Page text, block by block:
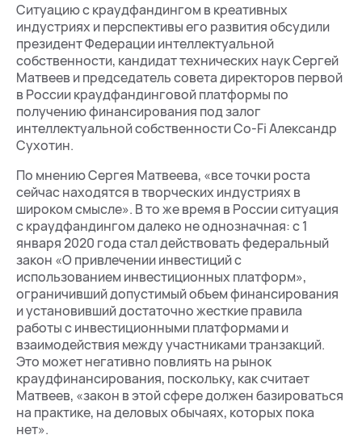
Ситуацию с краудфандингом в креативных
индустриях и перспективы его развития обсудили
президент Федерации интеллектуальной
собственности, кандидат технических наук Сергей
Матвеев и председатель совета директоров первой
в России краудфандинговой платформы по
получению финансирования под залог
интеллектуальной собственности Co-Fi Александр
Сухотин.
По мнению Сергея Матвеева, «все точки роста
сейчас находятся в творческих индустриях в
широком смысле». В то же время в России ситуация
с краудфандингом далеко не однозначная: с 1
января 2020 года стал действовать федеральный
закон «О привлечении инвестиций с
использованием инвестиционных платформ»,
ограничивший допустимый объем финансирования
и установивший достаточно жесткие правила
работы с инвестиционными платформами и
взаимодействия между участниками транзакций.
Это может негативно повлиять на рынок
краудфинансирования, поскольку, как считает
Матвеев, «закон в этой сфере должен базироваться
на практике, на деловых обычаях, которых пока
нет».